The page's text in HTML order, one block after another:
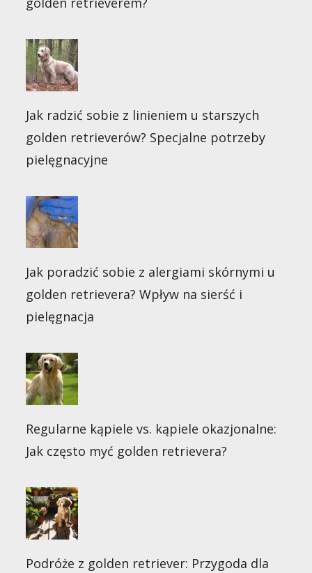
Jak radzić sobie z linieniem u starszych
golden retrieverów? Specjalne potrzeby
pielęgnacyjne
Jak poradzić sobie z alergiami skórnymi u
golden retrievera? Wpływ na sierść i
pielęgnacja
Regularne kąpiele vs. kąpiele okazjonalne:
Jak często myć golden retrievera?
Podróże z golden retriever: Przygoda dla